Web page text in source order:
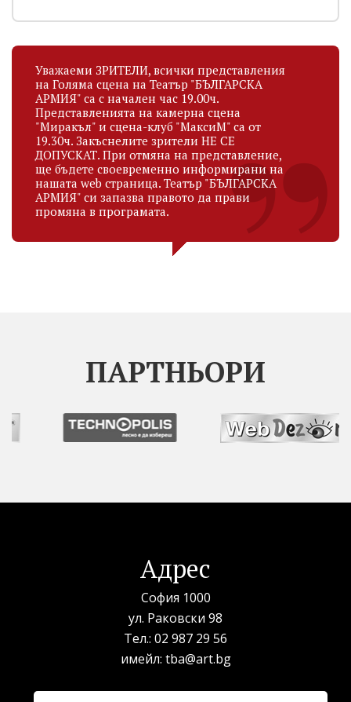
Уважаеми ЗРИТЕЛИ, всички представления
на Голяма сцена на Театър "БЪЛГАРСКА
АРМИЯ" са с начален час 19.00ч.
Представленията на камерна сцена
"Миракъл" и сцена-клуб "МаксиМ" са от
19.30ч. Закъснелите зрители НЕ СЕ
ДОПУСКАТ. При отмяна на представление,
ще бъдете своевременно информирани на
нашата web страница. Театър "БЪЛГАРСКА
АРМИЯ" си запазва правото да прави
промяна в програмата.
ПАРТНЬОРИ
Адрес
София 1000
ул. Раковски 98
Тел.: 02 987 29 56
имейл: tba@art.bg